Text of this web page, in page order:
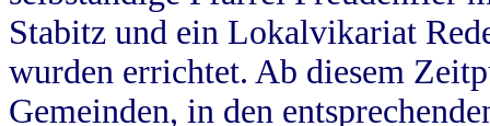
Stabitz und ein Lokalvikariat
wurden errichtet. Ab diesem
Gemeinden, in den